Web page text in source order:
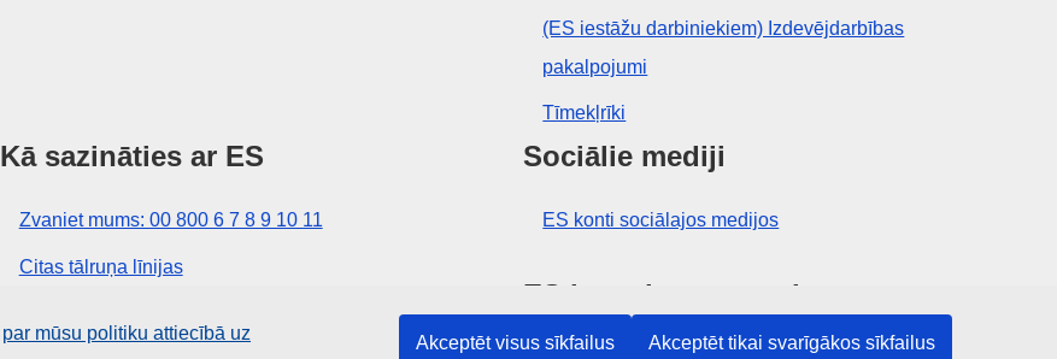
par mūsu politiku attiecībā uz Akceptēt visus sīkfailus Akceptēt tikai svarīgākos sīkfailus
(ES iestāžu darbiniekiem) Izdevējdarbības
pakalpojumi
Tīmekļrīki
Kā sazināties ar ES
Zvaniet mums: 00 800 6 7 8 9 10 11
Citas tālruņa līnijas
Sociālie mediji
ES konti sociālajos medijos
ES iestādes un struktūras